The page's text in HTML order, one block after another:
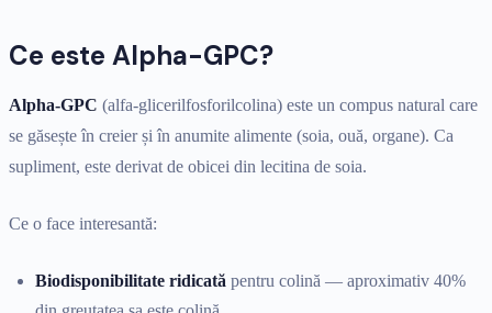
Ce este Alpha-GPC?
Alpha-GPC (alfa-glicerilfosforilcolina) este un compus natural care
se găsește în creier și în anumite alimente (soia, ouă, organe). Ca
supliment, este derivat de obicei din lecitina de soia.
Ce o face interesantă:
Biodisponibilitate ridicată pentru colină — aproximativ 40%